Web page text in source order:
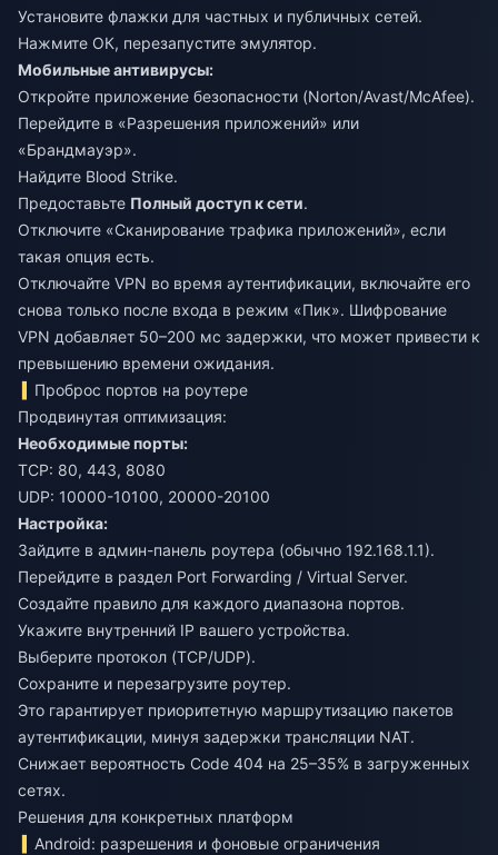
Установите флажки для частных и публичных сетей.
Нажмите ОК, перезапустите эмулятор.
Мобильные антивирусы:
Откройте приложение безопасности (Norton/Avast/McAfee).
Перейдите в «Разрешения приложений» или
«Брандмауэр».
Найдите Blood Strike.
Предоставьте Полный доступ к сети.
Отключите «Сканирование трафика приложений», если
такая опция есть.
Отключайте VPN во время аутентификации, включайте его
снова только после входа в режим «Пик». Шифрование
VPN добавляет 50–200 мс задержки, что может привести к
превышению времени ожидания.
Проброс портов на роутере
Продвинутая оптимизация:
Необходимые порты:
TCP: 80, 443, 8080
UDP: 10000-10100, 20000-20100
Настройка:
Зайдите в админ-панель роутера (обычно 192.168.1.1).
Перейдите в раздел Port Forwarding / Virtual Server.
Создайте правило для каждого диапазона портов.
Укажите внутренний IP вашего устройства.
Выберите протокол (TCP/UDP).
Сохраните и перезагрузите роутер.
Это гарантирует приоритетную маршрутизацию пакетов
аутентификации, минуя задержки трансляции NAT.
Снижает вероятность Code 404 на 25–35% в загруженных
сетях.
Решения для конкретных платформ
Android: разрешения и фоновые ограничения